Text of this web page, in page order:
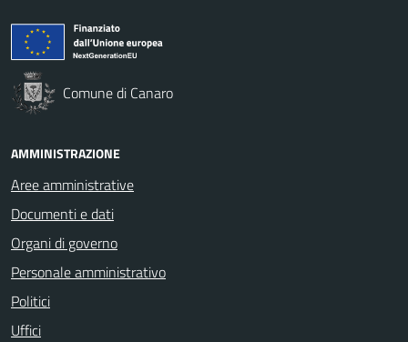
Comune di Canaro
AMMINISTRAZIONE
Aree amministrative
Documenti e dati
Organi di governo
Personale amministrativo
Politici
Uffici